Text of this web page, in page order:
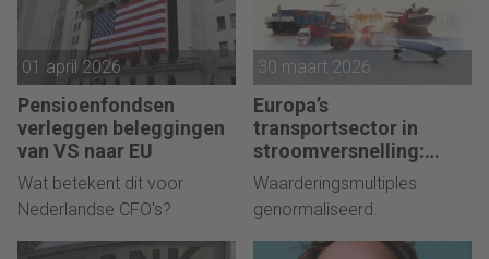
01 april 2026
Pensioenfondsen
verleggen beleggingen
van VS naar EU
Wat betekent dit voor
Nederlandse CFO's?
30 maart 2026
Europa’s
transportsector in
stroomversnelling:
waarom M&A nu de
sector hertekent
Waarderingsmultiples
genormaliseerd.